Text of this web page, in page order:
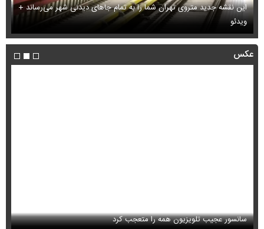
این نقشه جدید متروی تهران شما را به تمام جاهای دیدنی شهر می‌رساند +
ویدئو
عکس
سانسور عجیب تلویزیون همه را متعجب کرد